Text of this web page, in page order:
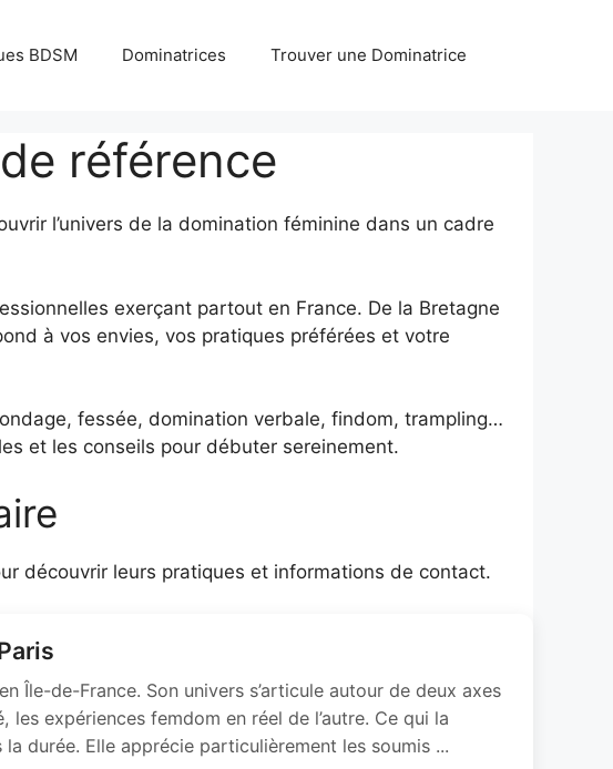
BDSM Dominatrices Trouver une Dominatrice
référence
l’univers de la domination féminine dans un cadre
exerçant partout en France. De la Bretagne
à vos envies, vos pratiques préférées et votre
fessée, domination verbale, findom, trampling…
et les conseils pour débuter sereinement.
découvrir leurs pratiques et informations de contact.
Île-de-France. Son univers s’articule autour de deux axes
expériences femdom en réel de l’autre. Ce qui la
durée. Elle apprécie particulièrement les soumis ...